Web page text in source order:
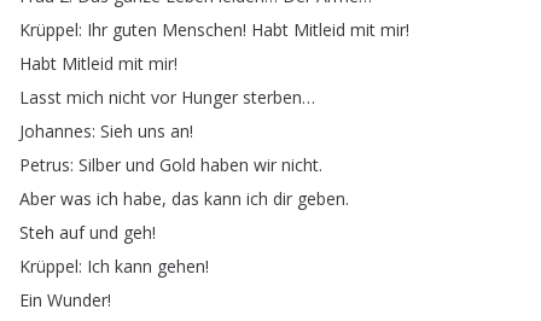
Krüppel: Ihr guten Menschen! Habt Mitleid mit mir!
Habt Mitleid mit mir!
Lasst mich nicht vor Hunger sterben…
Johannes: Sieh uns an!
Petrus: Silber und Gold haben wir nicht.
Aber was ich habe, das kann ich dir geben.
Steh auf und geh!
Krüppel: Ich kann gehen!
Ein Wunder!